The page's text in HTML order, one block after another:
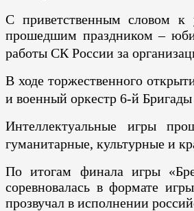
С приветственным словом к
прошедшим праздником –
работы СК России за
В ходе торжественного
и военный оркестр 6-й
Интеллектуальные игры
гуманитарные, культурные и
По итогам финала игры
соревновалась в формате
прозвучал в исполнении